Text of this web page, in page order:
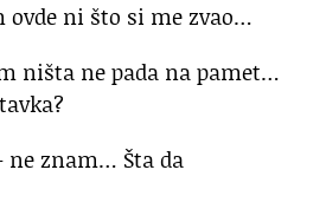
ovde ni što si me zvao…
ništa ne pada na pamet…
ne znam… Šta da